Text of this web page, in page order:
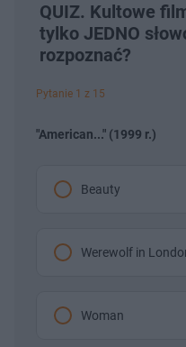
QUIZ. Kultowe
tylko JEDNO
rozpoznać?
Pytanie 1 z 15
"American..." (1999 r.)
Beauty
Werewolf in
Woman